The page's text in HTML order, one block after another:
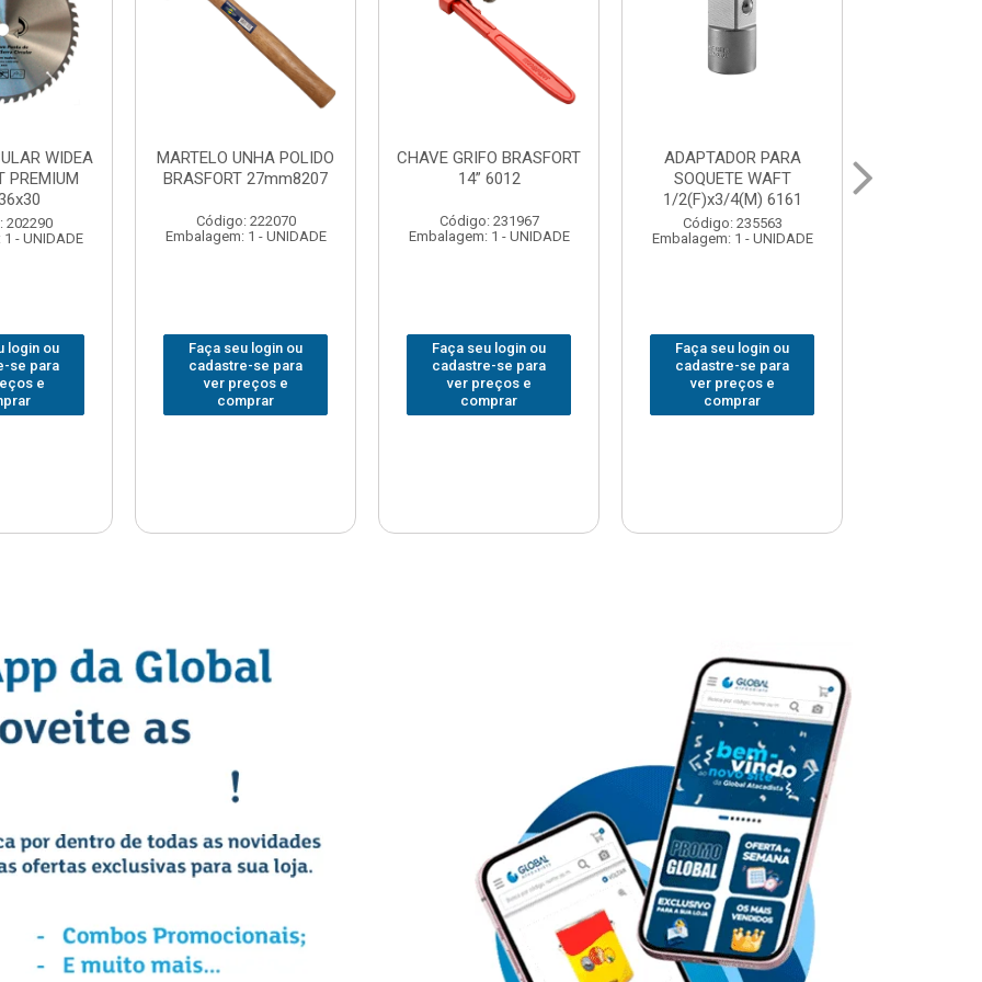
BRASFORT
231967
- UNIDADE
login ou
se para
e
ADAPTADOR PARA
SOQUETE WAFT
Código: 235563
Embalagem: 1 - UNIDADE
Faça seu login ou
cadastre-se para
ver preços e
comprar
ABAJOUR LED
BRASFORT COB MESA
Código: 310379
Embalagem: 1 - UNIDADE
Faça seu login ou
cadastre-se para
ver preços e
comprar
BOLSA PARA
FERRAMENTAS
BRASFORT FECHADA
18BOLSOS 7559
Código: 312401
Faça seu login ou
cadastre-se para
ver preços e
comprar